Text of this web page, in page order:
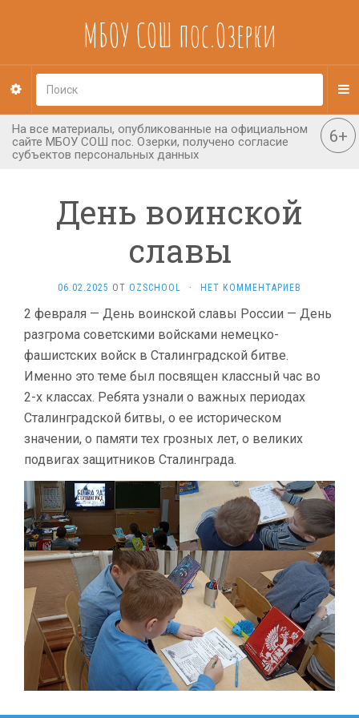
МБОУ СОШ пос.Озерки
День воинской
славы
06.02.2025 ОТ OZSCHOOL · НЕТ КОММЕНТАРИЕВ
2 февраля — День воинской славы России — День
разгрома советскими войсками немецко-
фашистских войск в Сталинградской битве.
Именно это теме был посвящен классный час во
2-х классах. Ребята узнали о важных периодах
Сталинградской битвы, о ее историческом
значении, о памяти тех грозных лет, о великих
подвигах защитников Сталинграда.